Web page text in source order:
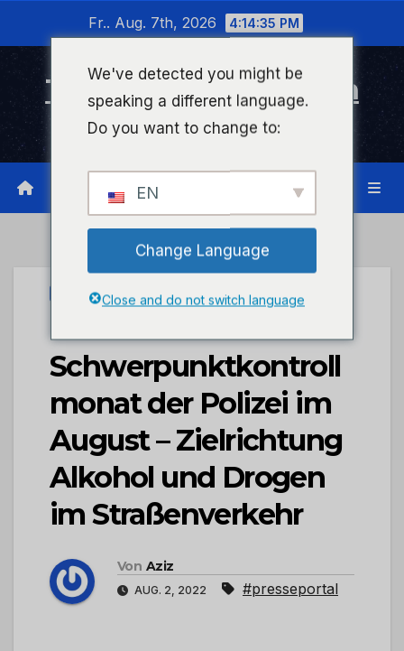
wechseln
Fr.. Aug. 7th, 2026 4:14:35 PM
Timeline Bad Kreuznach
Infonetzwerk für Bad Kreuznach
PRESSEPORTAL
POL-PPMZ:
Schwerpunktkontroll
monat der Polizei im
August – Zielrichtung
Alkohol und Drogen
im Straßenverkehr
Von Aziz
AUG. 2, 2022 #presseportal
We've detected you might be
speaking a different language.
Do you want to change to:
EN
Change Language
Close and do not switch language